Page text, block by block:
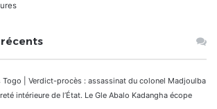
Togo | Verdict-procès : assassinat du colonel Madjoulba
intérieure de l’État. Le Gle Abalo Kadangha écope